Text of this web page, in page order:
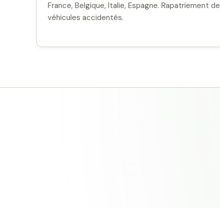
France, Belgique, Italie, Espagne. Rapatriement de
véhicules accidentés.